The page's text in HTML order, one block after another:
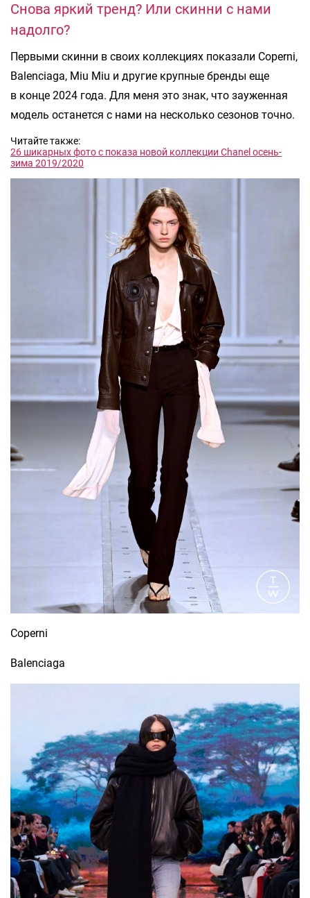
Снова яркий тренд? Или скинни с нами
надолго?
Первыми скинни в своих коллекциях показали Coperni,
Balenciaga, Miu Miu и другие крупные бренды еще
в конце 2024 года. Для меня это знак, что зауженная
модель останется с нами на несколько сезонов точно.
Читайте также:
26 шикарных фото с показа новой коллекции Chanel осень-
зима 2019/2020
Coperni
Balenciaga